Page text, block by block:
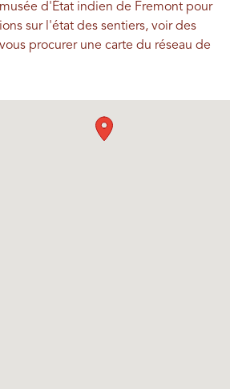
d'État indien de Fremont pour
sur l'état des sentiers, voir des
procurer une carte du réseau de